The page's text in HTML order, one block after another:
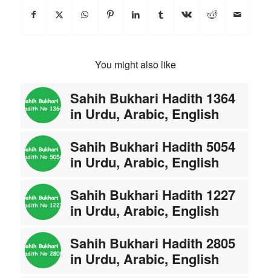
You might also like
Sahih Bukhari Hadith 1364
in Urdu, Arabic, English
Sahih Bukhari Hadith 5054
in Urdu, Arabic, English
Sahih Bukhari Hadith 1227
in Urdu, Arabic, English
Sahih Bukhari Hadith 2805
in Urdu, Arabic, English